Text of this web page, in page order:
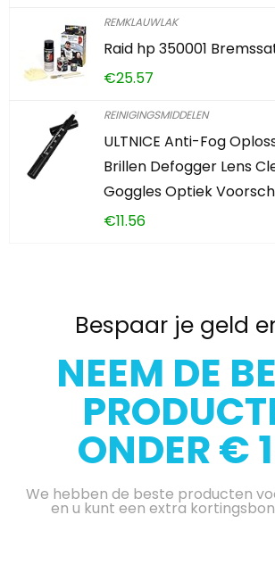
REMKLAUWLAK
Raid hp 350001
€25.57
REINIGINGSMIDDELEN
ULTNICE Anti-Fog
Brillen Defogger Lens
Goggles Optiek
€11.56
Bespaar je geld
NEEM DE
ONDER €
We hebben de beste producten
en u kunt een extra